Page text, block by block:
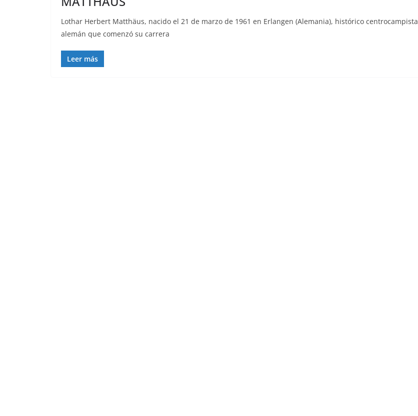
Lothar Herbert Matthäus, nacido el 21 de marzo de 1961 en Erlangen (Alemania), histórico centrocampista
alemán que comenzó su carrera
Leer más